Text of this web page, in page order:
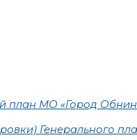
план МО «Город
Генерального